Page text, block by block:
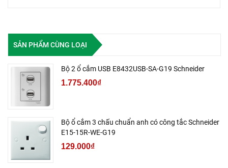
SẢN PHẨM CÙNG LOẠI
Bộ 2 ổ cắm USB E8432USB-SA-G19 Schneider
1.775.400₫
Bộ ổ cắm 3 chấu chuẩn anh có công tắc Schneider
E15-15R-WE-G19
129.000₫